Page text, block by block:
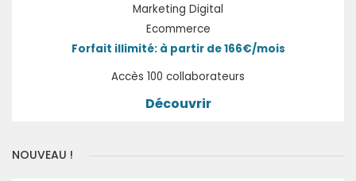
Marketing Digital
Ecommerce
Forfait illimité: à partir de 166€/mois
Accès 100 collaborateurs
Découvrir
NOUVEAU !